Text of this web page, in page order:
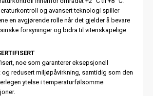
og avansert teknologi spiller
en avgjørende rolle når det gjelder å bevare
forsyninger og bidra til vitenskapelige
noe som garanterer eksepsjonell
redusert miljøpåvirkning, samtidig som den
ytelse i temperaturfølsomme